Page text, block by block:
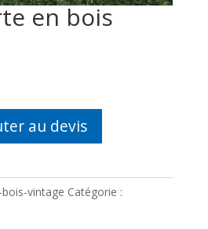
en bois
au devis
vintage Catégorie :